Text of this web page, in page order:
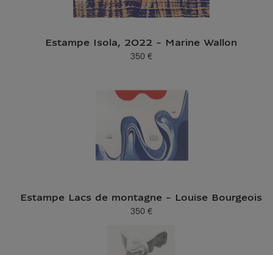
Estampe Isola, 2022 - Marine Wallon
Prix ​​actuel
350 €
Estampe Lacs de montagne - Louise Bourgeois
Prix ​​actuel
350 €